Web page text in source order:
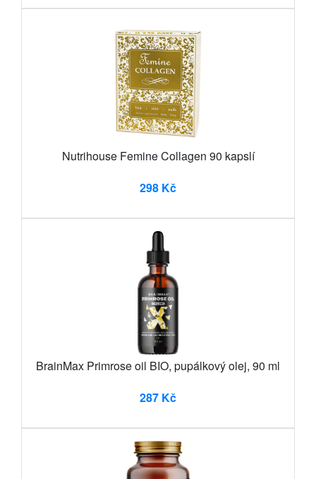
Nutrihouse Femine Collagen 90 kapslí
298 Kč
BrainMax Primrose oil BIO, pupálkový olej, 90 ml
287 Kč